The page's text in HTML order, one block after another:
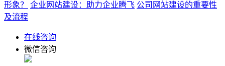
形象？
企业网站建设：助力企业腾飞 公司网站建设的重要性
及流程
在线咨询
微信咨询